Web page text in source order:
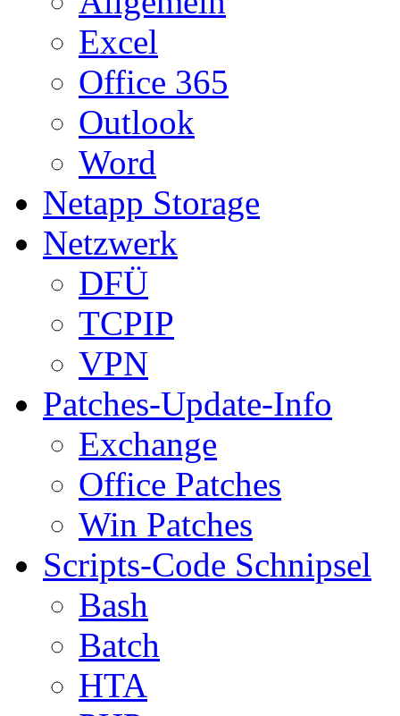
Excel
Office 365
Outlook
Word
Netapp Storage
Netzwerk
DFÜ
TCPIP
VPN
Patches-Update-Info
Exchange
Office Patches
Win Patches
Scripts-Code Schnipsel
Bash
Batch
HTA